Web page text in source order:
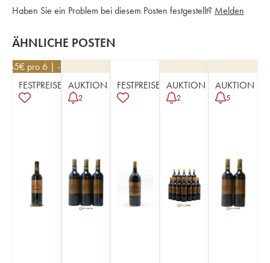
Haben Sie ein Problem bei diesem Posten festgestellt? Melden
ÄHNLICHE POSTEN
€ pro 6 | -10%
FESTPREISE AUKTION
2
FESTPREISE AUKTION
2
AUKTION
5